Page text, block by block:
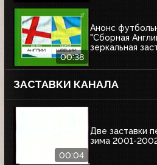
00:38
Анонс
"Сборная
зеркальная
ЗАСТАВКИ КАНАЛА
00:04
Две заставки
зима 2001-